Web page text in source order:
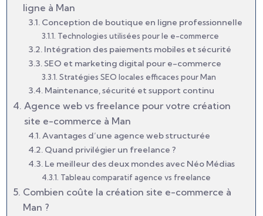
ligne à Man
Conception de boutique en ligne professionnelle
Technologies utilisées pour le e-commerce
Intégration des paiements mobiles et sécurité
SEO et marketing digital pour e-commerce
Stratégies SEO locales efficaces pour Man
Maintenance, sécurité et support continu
Agence web vs freelance pour votre création
site e-commerce à Man
Avantages d’une agence web structurée
Quand privilégier un freelance ?
Le meilleur des deux mondes avec Néo Médias
Tableau comparatif agence vs freelance
Combien coûte la création site e-commerce à
Man ?